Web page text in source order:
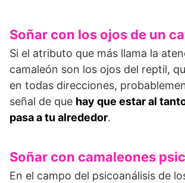
Soñar con los ojos de un
Si el atributo que más llama la
camaleón son los ojos del reptil,
en todas direcciones,
señal de que hay que estar al
pasa a tu alrededor.
Soñar con camaleones
En el campo del psicoanálisis de